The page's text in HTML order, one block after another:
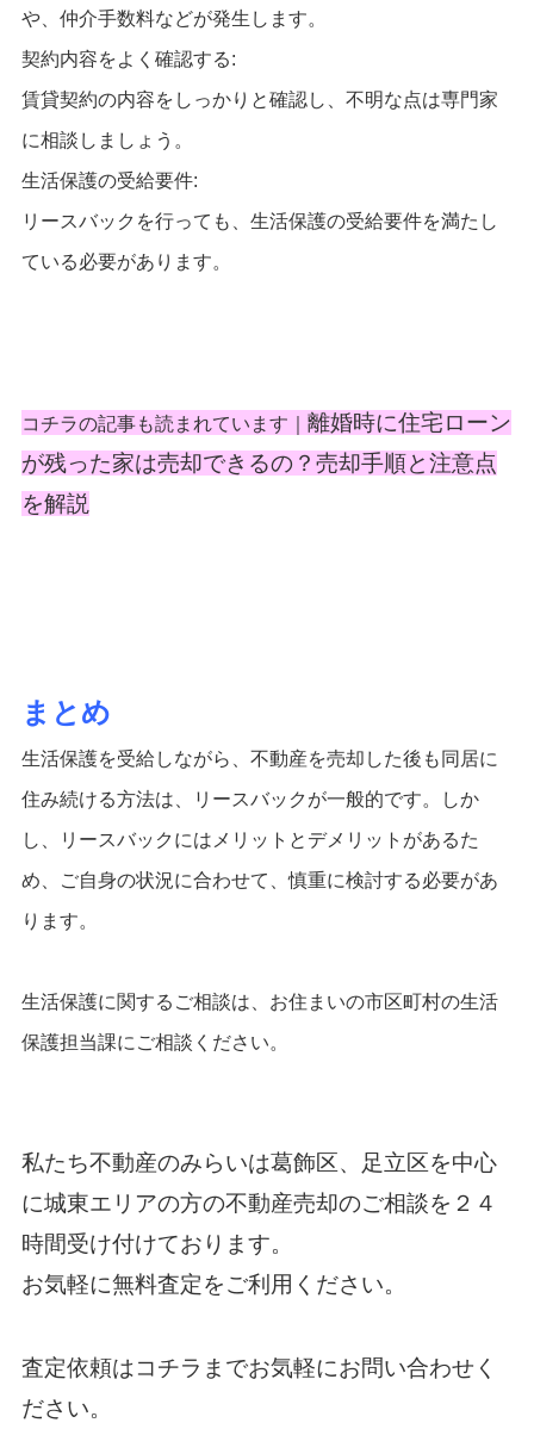
や、仲介手数料などが発生します。
契約内容をよく確認する:
賃貸契約の内容をしっかりと確認し、不明な点は専門家
に相談しましょう。
生活保護の受給要件:
リースバックを行っても、生活保護の受給要件を満たし
ている必要があります。
コチラの記事も読まれています｜ 離婚時に住宅ローン
が残った家は売却できるの？売却手順と注意点
を解説
まとめ
生活保護を受給しながら、不動産を売却した後も同居に
住み続ける方法は、リースバックが一般的です。しか
し、リースバックにはメリットとデメリットがあるた
め、ご自身の状況に合わせて、慎重に検討する必要があ
ります。
生活保護に関するご相談は、お住まいの市区町村の生活
保護担当課にご相談ください。
私たち不動産のみらいは葛飾区、足立区を中心
に城東エリアの方の不動産売却のご相談を２４
時間受け付けております。
お気軽に無料査定をご利用ください。
査定依頼はコチラ までお気軽にお問い合わせく
ださい。